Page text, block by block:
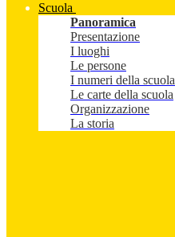
Scuola
Panoramica
Presentazione
I luoghi
Le persone
I numeri della scuola
Le carte della scuola
Organizzazione
La storia